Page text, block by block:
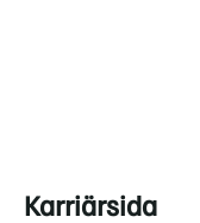
Karriärsida